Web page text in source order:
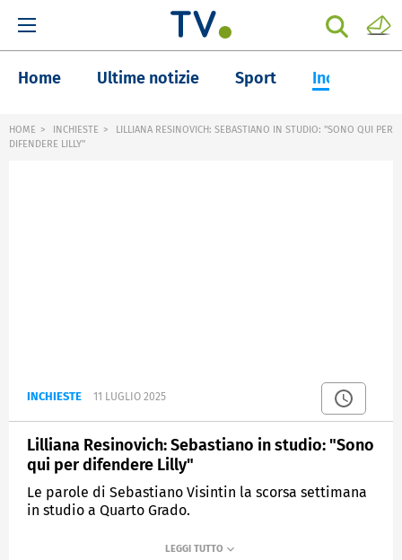
Home Ultime notizie Sport Inchieste
HOME INCHIESTE
LILLIANA RESINOVICH: SEBASTIANO IN STUDIO: "SONO QUI PER
DIFENDERE LILLY"
INCHIESTE 11 LUGLIO 2025
Lilliana Resinovich: Sebastiano in studio: "Sono
qui per difendere Lilly"
Le parole di Sebastiano Visintin la scorsa settimana
in studio a Quarto Grado.
QUARTO GRADO